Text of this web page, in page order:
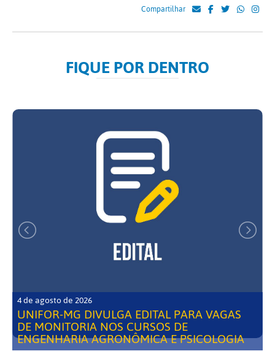
Compartilhar
FIQUE POR DENTRO
4 de agosto de 2026
UNIFOR-MG DIVULGA EDITAL PARA VAGAS
DE MONITORIA NOS CURSOS DE
ENGENHARIA AGRONÔMICA E PSICOLOGIA